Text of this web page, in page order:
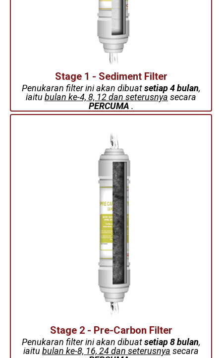
Stage 1 - Sediment Filter
Penukaran filter ini akan dibuatsetiap 4 bulan,
iaitu bulan ke-4, 8, 12 dan seterusnya secara
PERCUMA .
Stage 2 - Pre-Carbon Filter
Penukaran filter ini akan dibuatsetiap 8 bulan,
iaitu bulan ke-8, 16, 24 dan seterusnya secara